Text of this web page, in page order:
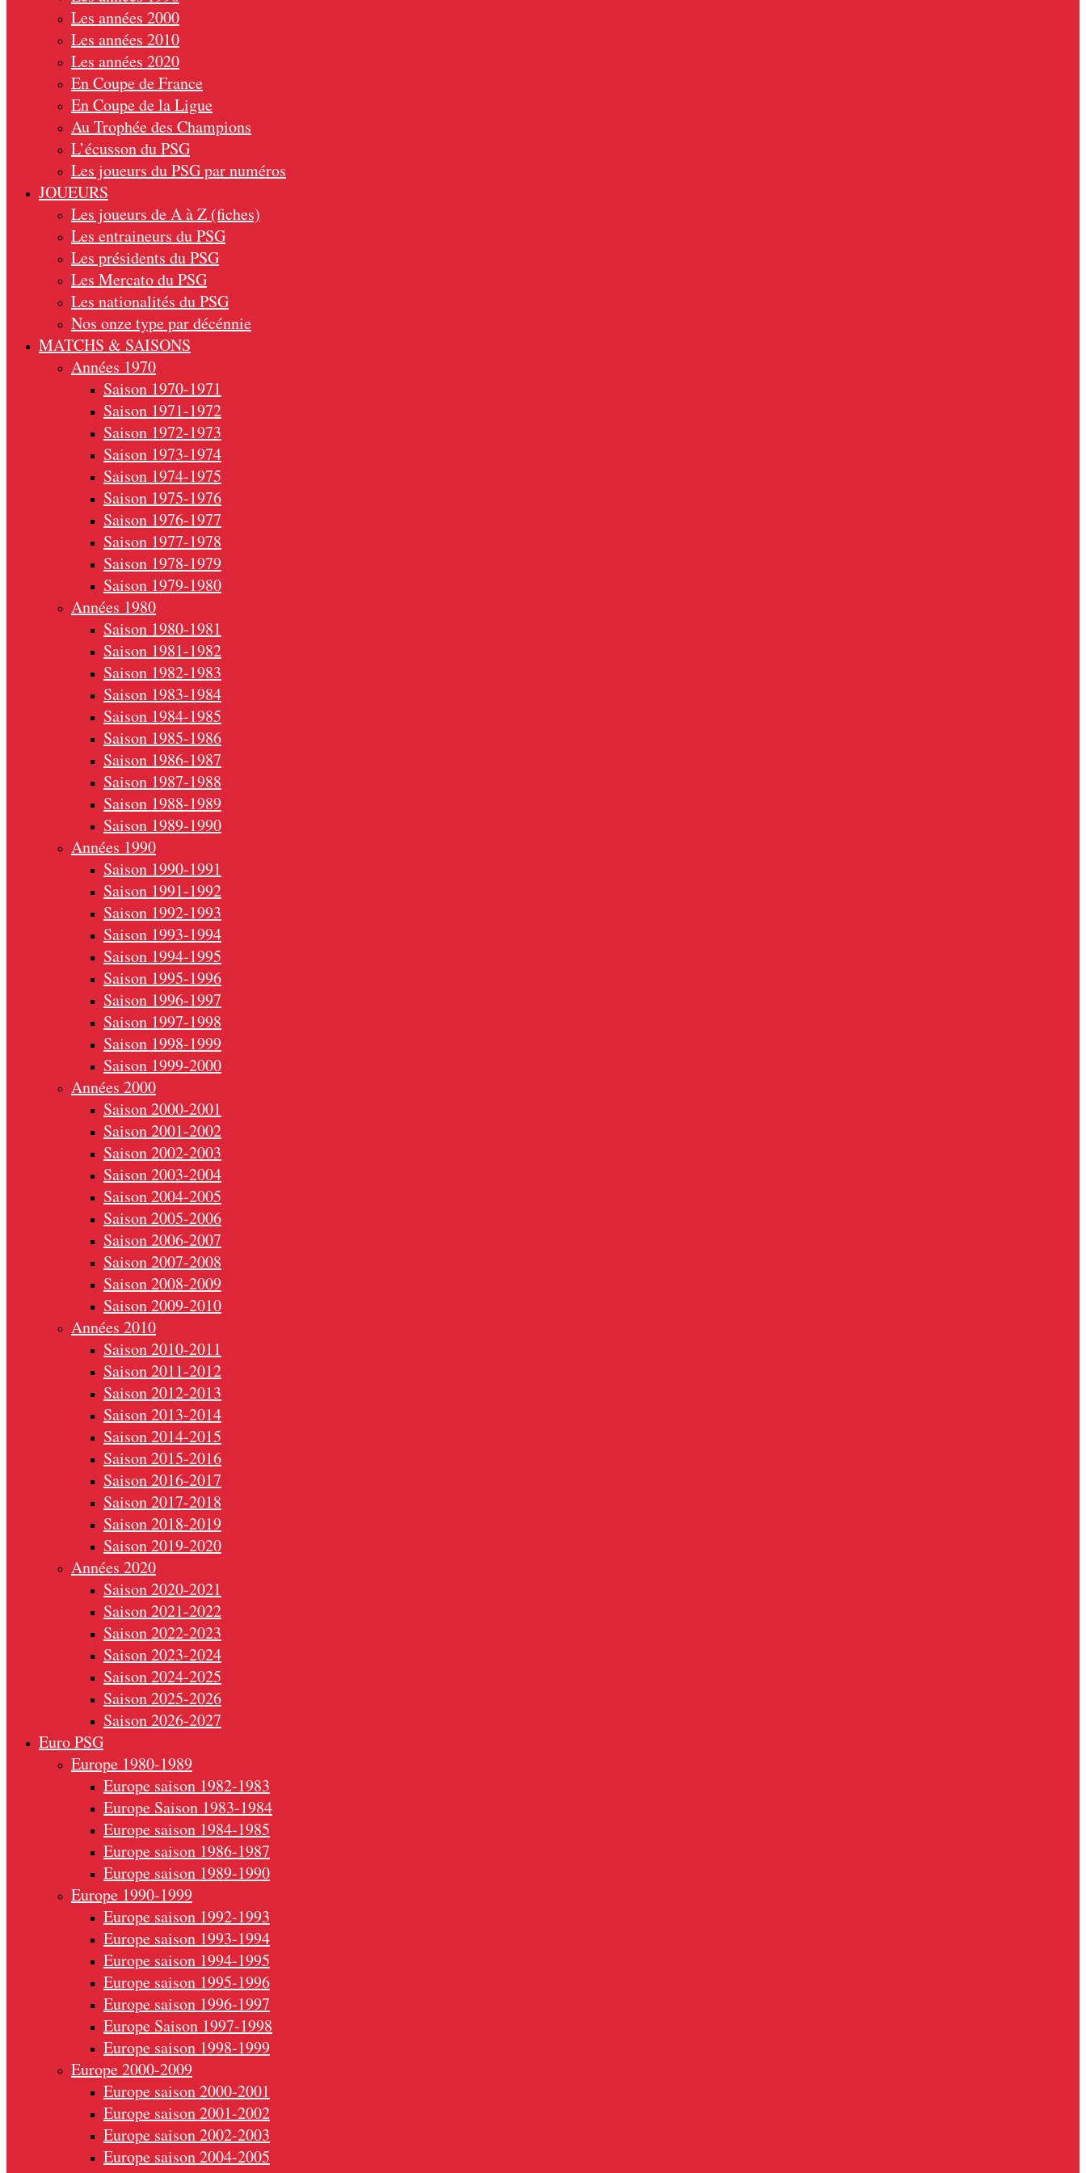
Les années 2000
Les années 2010
Les années 2020
En Coupe de France
En Coupe de la Ligue
Au Trophée des Champions
L’écusson du PSG
Les joueurs du PSG par numéros
JOUEURS
Les joueurs de A à Z (fiches)
Les entraineurs du PSG
Les présidents du PSG
Les Mercato du PSG
Les nationalités du PSG
Nos onze type par décénnie
MATCHS & SAISONS
Années 1970
Saison 1970-1971
Saison 1971-1972
Saison 1972-1973
Saison 1973-1974
Saison 1974-1975
Saison 1975-1976
Saison 1976-1977
Saison 1977-1978
Saison 1978-1979
Saison 1979-1980
Années 1980
Saison 1980-1981
Saison 1981-1982
Saison 1982-1983
Saison 1983-1984
Saison 1984-1985
Saison 1985-1986
Saison 1986-1987
Saison 1987-1988
Saison 1988-1989
Saison 1989-1990
Années 1990
Saison 1990-1991
Saison 1991-1992
Saison 1992-1993
Saison 1993-1994
Saison 1994-1995
Saison 1995-1996
Saison 1996-1997
Saison 1997-1998
Saison 1998-1999
Saison 1999-2000
Années 2000
Saison 2000-2001
Saison 2001-2002
Saison 2002-2003
Saison 2003-2004
Saison 2004-2005
Saison 2005-2006
Saison 2006-2007
Saison 2007-2008
Saison 2008-2009
Saison 2009-2010
Années 2010
Saison 2010-2011
Saison 2011-2012
Saison 2012-2013
Saison 2013-2014
Saison 2014-2015
Saison 2015-2016
Saison 2016-2017
Saison 2017-2018
Saison 2018-2019
Saison 2019-2020
Années 2020
Saison 2020-2021
Saison 2021-2022
Saison 2022-2023
Saison 2023-2024
Saison 2024-2025
Saison 2025-2026
Saison 2026-2027
Euro PSG
Europe 1980-1989
Europe saison 1982-1983
Europe Saison 1983-1984
Europe saison 1984-1985
Europe saison 1986-1987
Europe saison 1989-1990
Europe 1990-1999
Europe saison 1992-1993
Europe saison 1993-1994
Europe saison 1994-1995
Europe saison 1995-1996
Europe saison 1996-1997
Europe Saison 1997-1998
Europe saison 1998-1999
Europe 2000-2009
Europe saison 2000-2001
Europe saison 2001-2002
Europe saison 2002-2003
Europe saison 2004-2005